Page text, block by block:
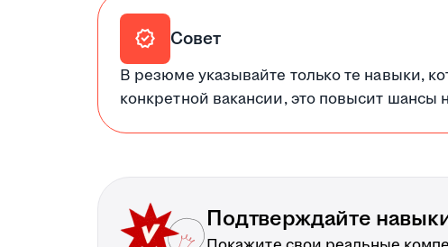
verified Совет
В резюме указывайте только те навыки,
конкретной вакансии, это повысит шансы
Подтверждайте